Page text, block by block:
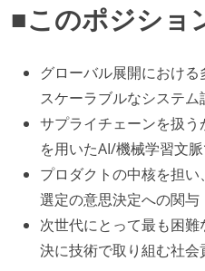
■このポジショ
グローバル展開におけ
スケーラブルなシステ
サプライチェーンを扱
を用いたAI/機械学習文
プロダクトの中核を担
選定の意思決定への関与
次世代にとって最も困
決に技術で取り組む社会